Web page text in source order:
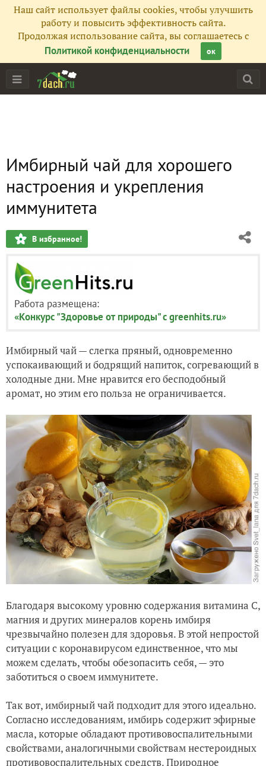
Наш сайт использует файлы cookies, чтобы улучшить
работу и повысить эффективность сайта.
Продолжая использование сайта, вы соглашаетесь с
Политикой конфиденциальности
ок
Имбирный чай для хорошего
настроения и укрепления
иммунитета
В избранное!
Работа размещена:
«Конкурс "Здоровье от природы" с greenhits.ru»
Имбирный чай — слегка пряный, одновременно
успокаивающий и бодрящий напиток, согревающий в
холодные дни. Мне нравится его бесподобный
аромат, но этим егопольза не ограничивается.
Благодаря высокому уровню содержания витамина С,
магния и других минералов корень имбиря
чрезвычайно полезен для здоровья. В этой непростой
ситуации с коронавирусом единственное, что мы
можем сделать, чтобы обезопасить себя, — это
заботиться о своем иммунитете.
Так вот, имбирный чай подходит для этого идеально.
Согласно исследованиям, имбирь содержит эфирные
масла, которые обладают противовоспалительными
свойствами, аналогичными свойствам нестероидных
противовоспалительных средств. Природное